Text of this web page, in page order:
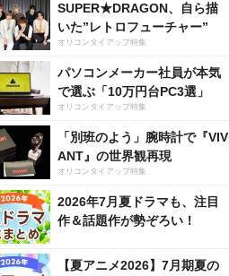
SUPER★DRAGON、自ら描
いた”レトロフューチャー”
オリコンタイアップ特集
パソコンメーカー社員が本気
で選ぶ「10万円台PC3選」
オリコンタイアップ特集
「別班のよう」腕時計で『VIV
ANT』の世界観再現
オリコンタイアップ特集
2026年7月夏ドラマも、注目
作＆話題作が勢ぞろい！
【夏アニメ2026】7月期夏の